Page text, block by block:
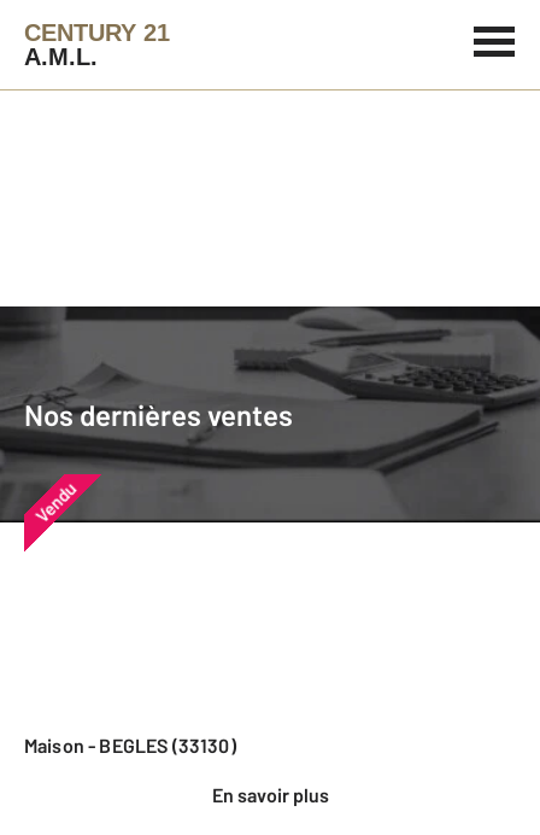
CENTURY 21
A.M.L.
Nos dernières ventes
Nos dernières ventes
Nos derniers biens vendus près de
chez vous
Vendu
Maison - BEGLES (33130)
En savoir plus